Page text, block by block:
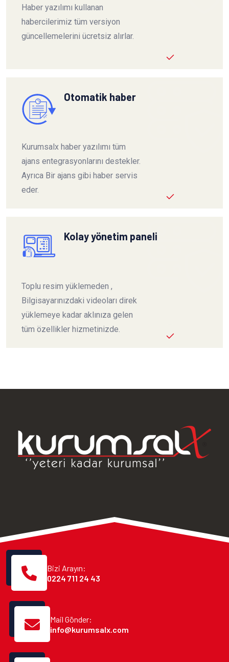
Haber yazılımı kullanan
habercilerimiz tüm versiyon
güncellemelerini ücretsiz alırlar.
Otomatik haber
Kurumsalx haber yazılımı tüm
ajans entegrasyonlarını destekler.
Ayrıca Bir ajans gibi haber servis
eder.
Kolay yönetim paneli
Toplu resim yüklemeden ,
Bilgisayarınızdaki videoları direk
yüklemeye kadar aklınıza gelen
tüm özellikler hizmetinizde.
Bizi Arayın:
0224 711 24 43
Mail Gönder:
info@kurumsalx.com